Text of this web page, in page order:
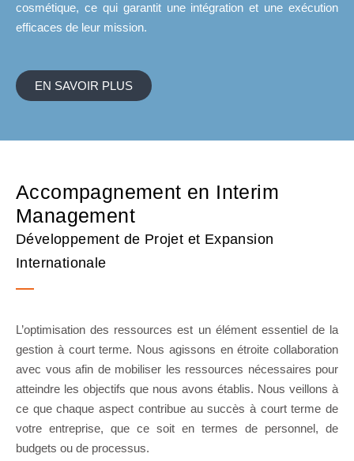
cosmétique, ce qui garantit une intégration et une exécution
efficaces de leur mission.
EN SAVOIR PLUS
Accompagnement en Interim
Management
Développement de Projet et Expansion
Internationale
L’optimisation des ressources est un élément essentiel de la
gestion à court terme. Nous agissons en étroite collaboration
avec vous afin de mobiliser les ressources nécessaires pour
atteindre les objectifs que nous avons établis. Nous veillons à
ce que chaque aspect contribue au succès à court terme de
votre entreprise, que ce soit en termes de personnel, de
budgets ou de processus.